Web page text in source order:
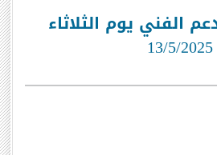
الفني يوم الثلاثاء
13/5/2025